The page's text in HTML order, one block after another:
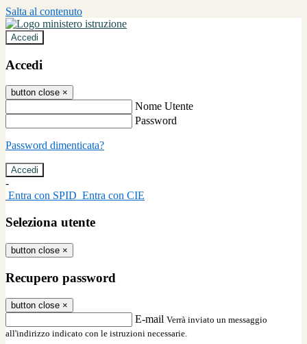
Salta al contenuto
Accedi
Accedi
button close ×
Nome Utente
Password
Password dimenticata?
-
Entra con SPID Entra con CIE
Seleziona utente
button close ×
Recupero password
button close ×
E-mail Verrà inviato un messaggio
all'indirizzo indicato con le istruzioni necessarie.